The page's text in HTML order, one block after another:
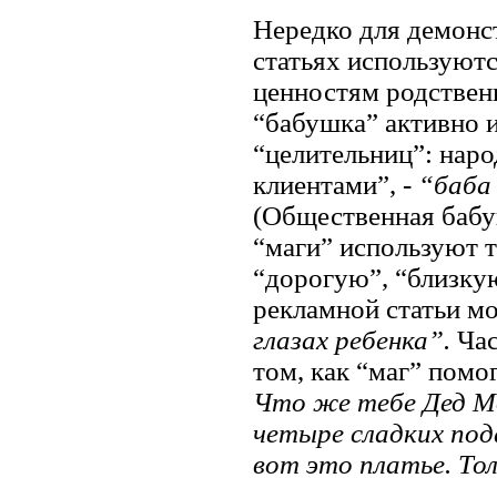
Нередко для
статьях
ценностям
“бабушка” активно
“целительниц”:
клиентами”, - “баба
(Общественная
“маги” используют
“дорогую”,
рекламной статьи
глазах ребенка”.
том, как “маг”
Что же тебе Дед
четыре сладких
вот это платье.